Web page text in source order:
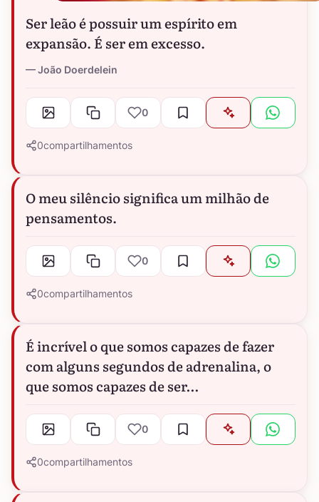
Ser leão é possuir um espírito em
expansão. É ser em excesso.
João Doerdelein
0
0compartilhamentos
O meu silêncio significa um milhão de
pensamentos.
0
0compartilhamentos
É incrível o que somos capazes de fazer
com alguns segundos de adrenalina, o
que somos capazes de ser…
0
0compartilhamentos